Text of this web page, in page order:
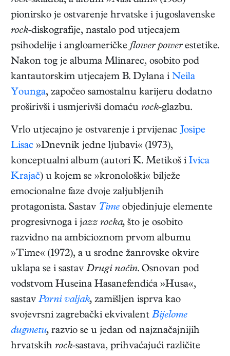
pionirsko je ostvarenje hrvatske i jugoslavenske
rock-diskografije, nastalo pod utjecajem
psihodelije i angloameričkeflower powerestetike.
Nakon tog je albuma Mlinarec, osobito pod
kantautorskim utjecajem B. Dylana i Neila
Younga, započeo samostalnu karijeru dodatno
proširivši i usmjerivši domaću rock-glazbu.
Vrlo utjecajno je ostvarenje i prvijenac Josipe
Lisac »Dnevnik jedne ljubavi« (1973),
konceptualni album (autori K. Metikoš i Ivica
Krajač) u kojem se »kronološki« bilježe
emocionalne faze dvoje zaljubljenih
protagonista. Sastav Time objedinjuje elemente
progresivnoga i jazz rocka, što je osobito
razvidno na ambicioznom prvom albumu
»Time« (1972), a u srodne žanrovske okvire
uklapa se i sastav Drugi način. Osnovan pod
vodstvom Huseina Hasanefendića »Husa«,
sastav Parni valjak, zamišljen isprva kao
svojevrsni zagrebački ekvivalent Bijelome
dugmetu, razvio se u jedan od najznačajnijih
hrvatskih rock-sastava, prihvaćajući različite